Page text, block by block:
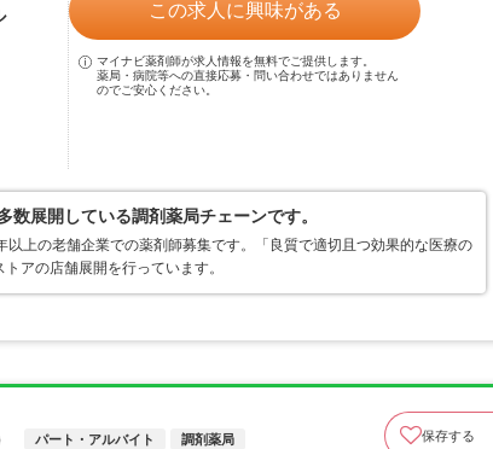
この求人に興味がある
マイナビ薬剤師が求人情報を無料でご提供します。
薬局・病院等への直接応募・問い合わせではありません
のでご安心ください。
展開している調剤薬局チェーンです。
上の老舗企業での薬剤師募集です。「良質で適切且つ効果的な医療の
アの店舗展開を行っています。
パート・アルバイト 調剤薬局 保存する